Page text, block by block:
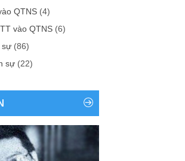
QTNS (4)
vào QTNS (6)
sự (86)
sự (22)